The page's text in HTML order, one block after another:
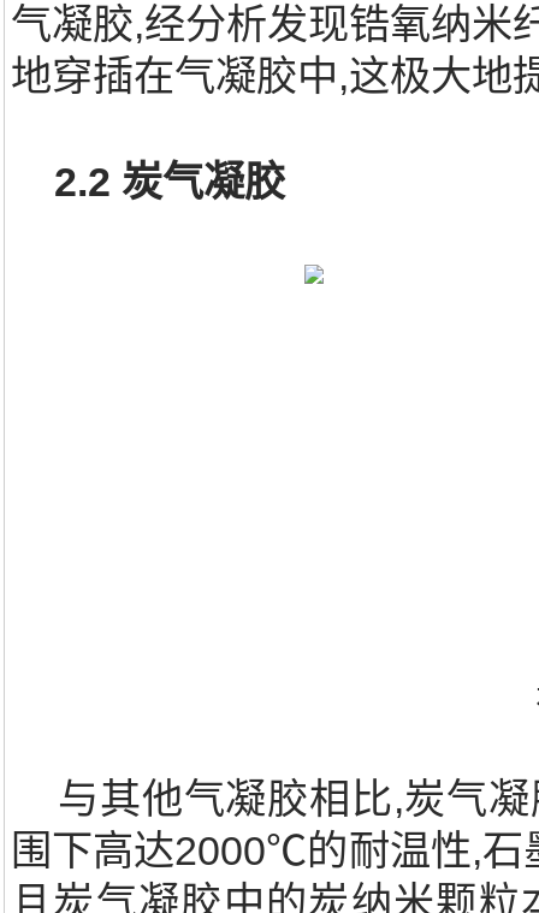
气凝胶,经分析发现锆氧纳米
地穿插在气凝胶中,这极大地
2.2 炭气凝胶
与其他气凝胶相比,炭气凝
围下高达2000℃的耐温性,
且炭气凝胶中的炭纳米颗